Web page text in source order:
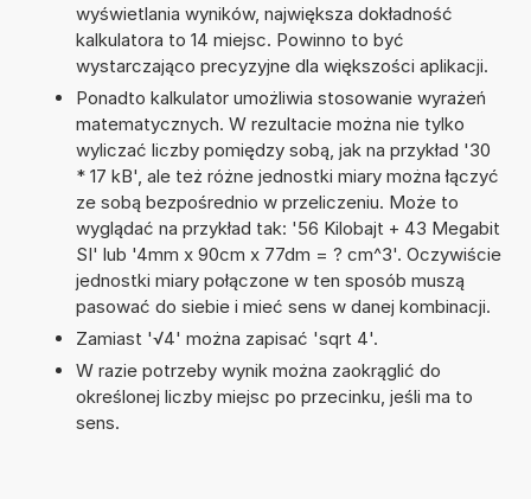
wyświetlania wyników, największa dokładność
kalkulatora to 14 miejsc. Powinno to być
wystarczająco precyzyjne dla większości aplikacji.
Ponadto kalkulator umożliwia stosowanie wyrażeń
matematycznych. W rezultacie można nie tylko
wyliczać liczby pomiędzy sobą, jak na przykład '30
* 17 kB', ale też różne jednostki miary można łączyć
ze sobą bezpośrednio w przeliczeniu. Może to
wyglądać na przykład tak: '56 Kilobajt + 43 Megabit
SI' lub '4mm x 90cm x 77dm = ? cm^3'. Oczywiście
jednostki miary połączone w ten sposób muszą
pasować do siebie i mieć sens w danej kombinacji.
Zamiast '√4' można zapisać 'sqrt 4'.
W razie potrzeby wynik można zaokrąglić do
określonej liczby miejsc po przecinku, jeśli ma to
sens.